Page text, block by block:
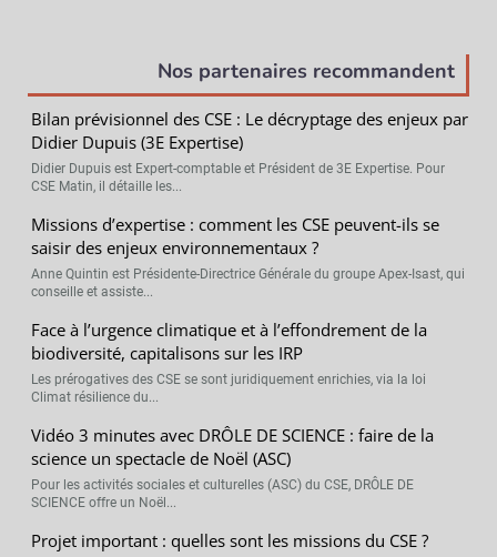
Nos partenaires recommandent
Bilan prévisionnel des CSE : Le décryptage des enjeux par
Didier Dupuis (3E Expertise)
Didier Dupuis est Expert-comptable et Président de 3E Expertise. Pour
CSE Matin, il détaille les...
Missions d’expertise : comment les CSE peuvent-ils se
saisir des enjeux environnementaux ?
Anne Quintin est Présidente-Directrice Générale du groupe Apex-Isast, qui
conseille et assiste...
Face à l’urgence climatique et à l’effondrement de la
biodiversité, capitalisons sur les IRP
Les prérogatives des CSE se sont juridiquement enrichies, via la loi
Climat résilience du...
Vidéo 3 minutes avec DRÔLE DE SCIENCE : faire de la
science un spectacle de Noël (ASC)
Pour les activités sociales et culturelles (ASC) du CSE, DRÔLE DE
SCIENCE offre un Noël...
Projet important : quelles sont les missions du CSE ?